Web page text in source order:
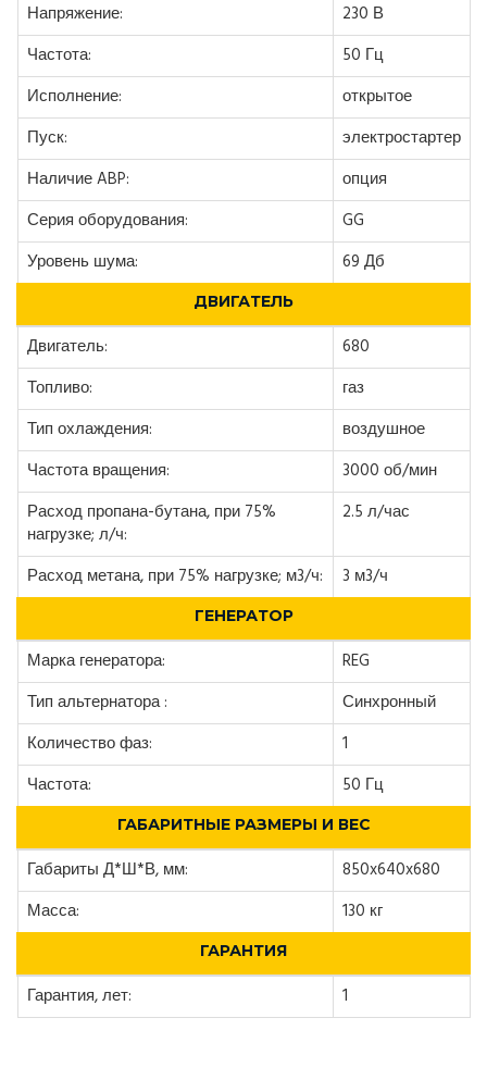
Напряжение:
230 В
Частота:
50 Гц
Исполнение:
открытое
Пуск:
электростартер
Наличие ABP:
опция
Серия оборудования:
GG
Уровень шума:
69 Дб
ДВИГАТЕЛЬ
Двигатель:
680
Топливо:
газ
Тип охлаждения:
воздушное
Частота вращения:
3000 об/мин
Расход пропана-бутана, при 75%
нагрузке; л/ч:
2.5 л/час
Расход метана, при 75% нагрузке; м3/ч: 3 м3/ч
ГЕНЕРАТОР
Марка генератора:
REG
Тип альтернатора :
Синхронный
Количество фаз:
1
Частота:
50 Гц
ГАБАРИТНЫЕ РАЗМЕРЫ И ВЕС
Габариты Д*Ш*В, мм:
850x640x680
Масса:
130 кг
ГАРАНТИЯ
Гарантия, лет: 1